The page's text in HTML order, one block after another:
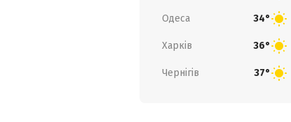
Одеса 34°
Харків 36°
Чернігів 37°